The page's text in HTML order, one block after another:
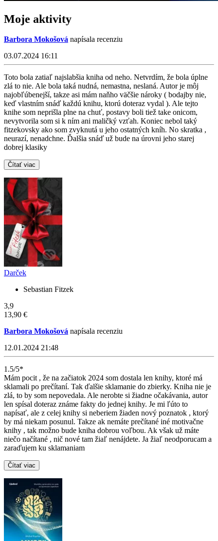
Moje aktivity
Barbora Mokošová napísala recenziu
03.07.2024 16:11
Toto bola zatiaľ najslabšia kniha od neho. Netvrdím, že bola úplne
zlá to nie. Ale bola taká nudná, nemastna, neslaná. Autor je môj
najobľúbenejší, takze asi mám naňho väčšie nároky ( bodajby nie,
keď vlastním snáď každú knihu, ktorú doteraz vydal ). Ale tejto
knihe som neprišla plne na chuť, postavy boli tiež take onicom,
nevytvorila som si k ním ani maličký vzťah. Koniec nebol taký
fitzekovsky ako som zvyknutá u jeho ostatných kníh. No skratka ,
neurazí, nenadchne. Ďalšia snáď už bude na úrovni jeho starej
dobrej klasiky
Čítať viac
Darček
Sebastian Fitzek
3,9
13,90 €
Barbora Mokošová napísala recenziu
12.01.2024 21:48
1.5/5*
Mám pocit , že na začiatok 2024 som dostala len knihy, ktoré má
sklamali po prečítaní. Tak ďalšie sklamanie do zbierky. Kniha nie je
zlá, to by som nepovedala. Ale nerobte si žiadne očakávania, autor
len spísal doteraz známe fakty do jednej knihy. Je mi ľúto to
napísať, ale z celej knihy si neberiem žiaden nový poznatok , ktorý
by má niekam posunul. Takze ak nemáte prečítané iné motivačne
knihy , tak možno bude kniha dobrou voľbou. Ak však už máte
niečo načítané , nič nové tam žiaľ nenájdete. Ja žiaľ neodporucam a
zaraďujem ku sklamaniam
Čítať viac